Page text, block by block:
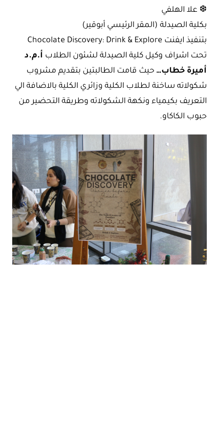
❆ علا الهلفي
بكلية الصيدلة (المقر الرئيسي أبوقير)
بتنفيذ ايفنت Chocolate Discovery: Drink & Explore
تحت اشراف وكيل كلية الصيدلة لشئون الطلاب أ.م.د
أميرة خطاب… حيث قامت الطالبتين بتقديم مشروب
شكولاته ساخنة لطلاب الكلية وزائري الكلية بالاضافة الي
التعريف بكيمياء ونكهة الشكولاته وطريقة التحضير من
حبوب الكاكاو.